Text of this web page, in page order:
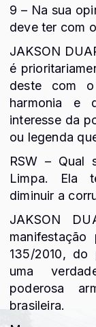
9 – Na sua
deve ter com
JAKSON
é
deste com
harmonia e
interesse da
ou legenda
RSW – Qual
Limpa. Ela
diminuir a
JAKSON
135/2010, do
uma
poderosa
brasileira.